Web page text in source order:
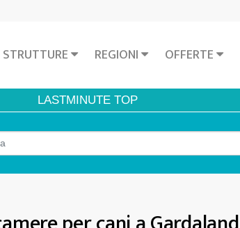
STRUTTURE REGIONI OFFERTE
LASTMINUTE TOP